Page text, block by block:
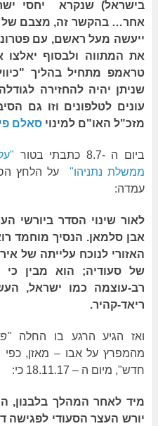
בישראל) שנקרא יחסי
אחר… בהקשר זה, מצבם של
ייעשה מעל ראשם, עם
את המתווה ולבסוף יאלצו
טראמפ מתחיל בהליך
שניתן יהיה להחזירה
עונים לטלפונים וזו גם
מזכ"ל האו"ם למינוי סאלם
ביום ה -8.7 כתבתי בטור
ממשלת נתניהו" על הלחץ
עמדה:
לאור שינוי הסדר ביורשי
אבן סלמאן. הנסיך מוחמד
האזורי לנוכח עלייתה של
של סעודיה; הוא מבין
רב-עוצמה כמו ישראל,
ריאד-קהיר.
ואז הגיע הרגע בו החלה
מהמפרץ על אבו – מאזן,
חדש", מיום ה – 18.11.17 כי:
מיד לאחר המהלך בלבנון,
יורש העצר הסעודי לפגישה